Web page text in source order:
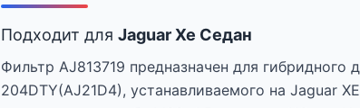
Подходит для Jaguar Xe Седан
Фильтр AJ813719 предназначен для гибридного
204DTY(AJ21D4), устанавливаемого на Jaguar